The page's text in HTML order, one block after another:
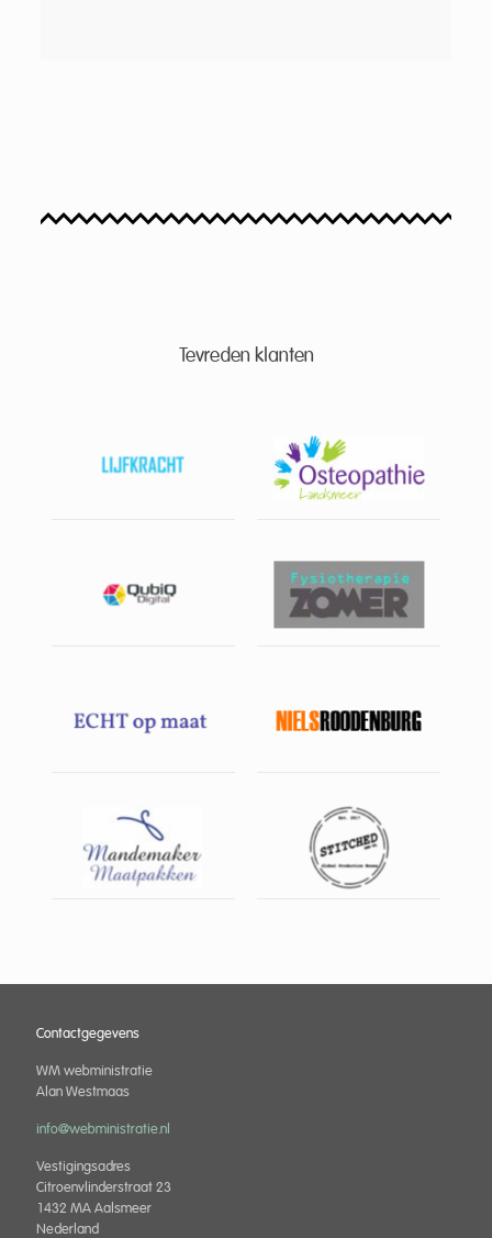
Tevreden klanten
Contactgegevens
WM webministratie
Alan Westmaas
info@webministratie.nl
Vestigingsadres
Citroenvlinderstraat 23
1432 MA Aalsmeer
Nederland